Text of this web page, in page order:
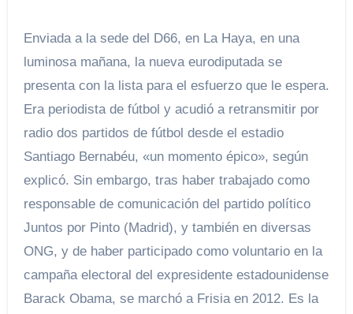
Enviada a la sede del D66, en La Haya, en una
luminosa mañana, la nueva eurodiputada se
presenta con la lista para el esfuerzo que le espera.
Era periodista de fútbol y acudió a retransmitir por
radio dos partidos de fútbol desde el estadio
Santiago Bernabéu, «un momento épico», según
explicó. Sin embargo, tras haber trabajado como
responsable de comunicación del partido político
Juntos por Pinto (Madrid), y también en diversas
ONG, y de haber participado como voluntario en la
campaña electoral del expresidente estadounidense
Barack Obama, se marchó a Frisia en 2012. Es la